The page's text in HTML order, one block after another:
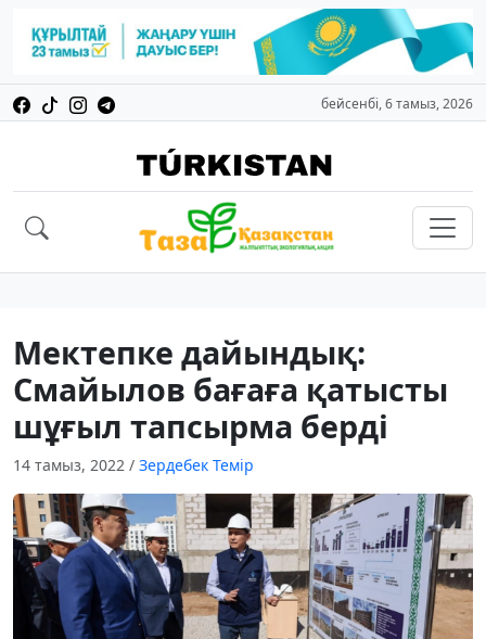
бейсенбі, 6 тамыз, 2026
Мектепке дайындық:
Смайылов бағаға қатысты
шұғыл тапсырма берді
14 тамыз, 2022 / Зердебек Темір